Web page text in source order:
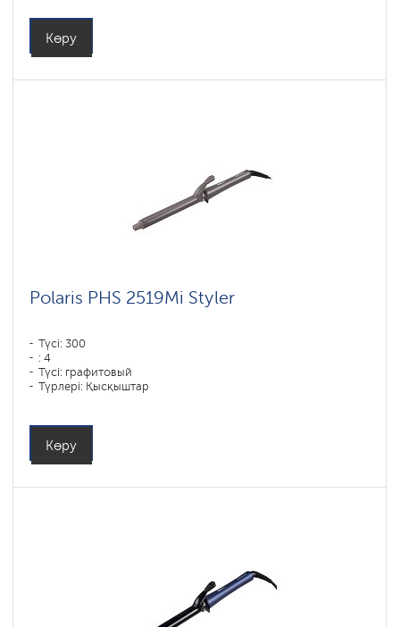
Көру
Polaris PHS 2519Mi Styler
Түсі: 300
: 4
Түсі: графитовый
Түрлері: Қысқыштар
Көру